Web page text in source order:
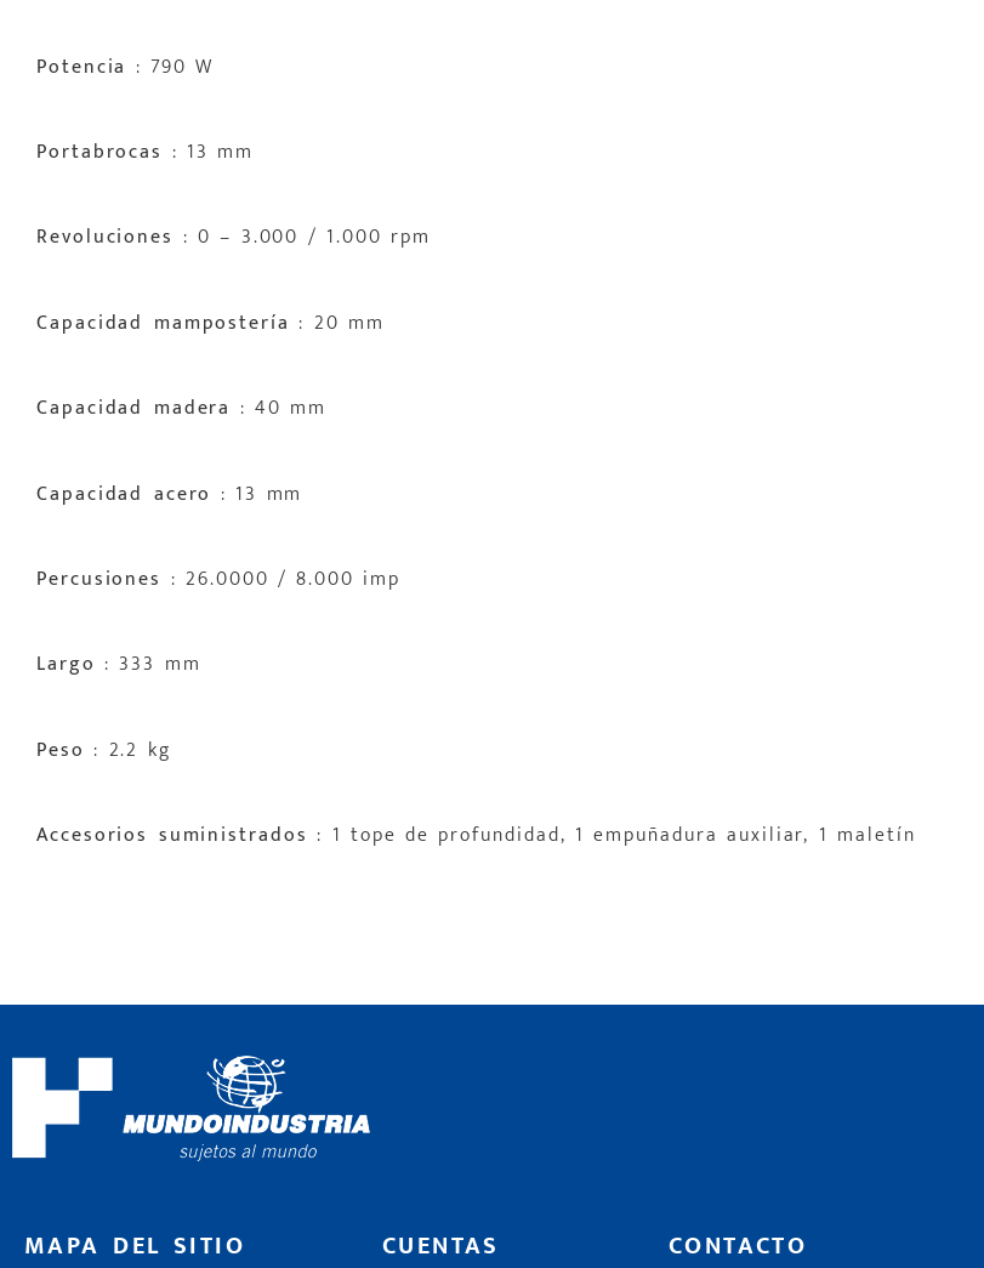
Potencia : 790 W
Portabrocas : 13 mm
Revoluciones : 0 – 3.000 / 1.000 rpm
Capacidad mampostería : 20 mm
Capacidad madera : 40 mm
Capacidad acero : 13 mm
Percusiones : 26.0000 / 8.000 imp
Largo : 333 mm
Peso : 2.2 kg
Accesorios suministrados : 1 tope de profundidad, 1 empuñadura auxiliar, 1 maletín
MAPA DEL SITIO CUENTAS CONTACTO